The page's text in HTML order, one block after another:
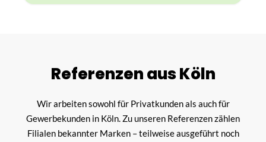
Referenzen aus Köln
Wir arbeiten sowohl für Privatkunden als auch für
Gewerbekunden in Köln. Zu unseren Referenzen zählen
Filialen bekannter Marken – teilweise ausgeführt noch